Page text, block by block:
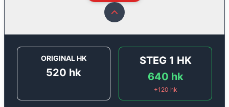
ORIGINAL HK
520 hk
STEG 1 HK
640 hk
+120 hk